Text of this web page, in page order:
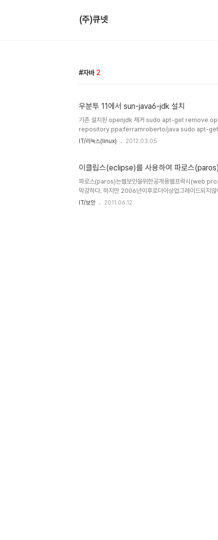
(주)큐넷
자바 2
우분투 11에서 sun-java6-jdk 설치
기존 설치된 openjdk 제거 sudo apt-get
repository ppa:ferramroberto/java sudo apt-
plugin sun-java6-bin sun-java6-fonts sun-java6-
IT/리눅스(linux) 2012.03.05
이클립스(eclipse)를 사용하여 파로스
파로스(paros)는웹보안을위한공개용웹프락시(web
막강하다. 하지만 2006년이후로더이상업그레이드되지않
흡한단점이있다. 이에파로스소스를직접내려받아이클립스
파일을 내려 받아 압축을 푼다. 파로스의공식웹사이트
IT/보안 2011.06.12